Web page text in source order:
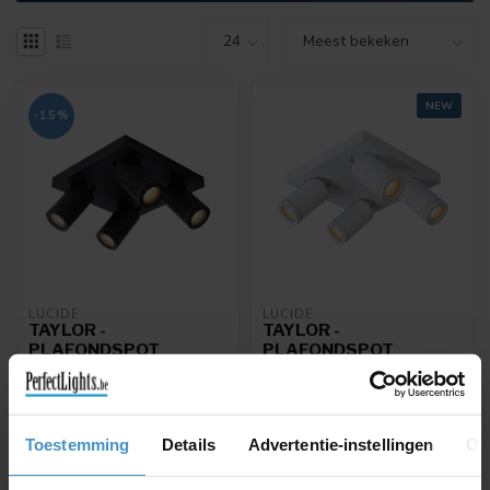
Toestemming Details Advertentie-instellingen
-15%
LUCIDE
TAYLOR -
PLAFONDSPOT
BADKAMER - LED DIM
TO WARM - GU10 -
09930/20/30
TAYLOR - Plafondspot
NEW
LUCIDE
TAYLOR -
PLAFONDSPOT
BADKAMER - LED DIM
TO WARM - GU10 -
TAYLOR - Plafondspot
Badkamer - LED Dim to